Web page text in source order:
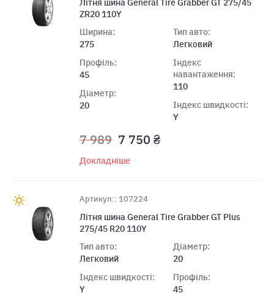
Літня шина General Tire Grabber GT 275/45
ZR20 110Y
Ширина:
275
Профіль:
45
Діаметр:
20
Тип авто:
Легковий
Індекс
навантаження:
110
Індекс швидкості:
Y
7 989 7 750 ₴
Докладніше
Артикул:: 107224
Літня шина General Tire Grabber GT Plus
275/45 R20 110Y
Тип авто:
Легковий
Індекс швидкості:
Y
Діаметр:
20
Профіль:
45